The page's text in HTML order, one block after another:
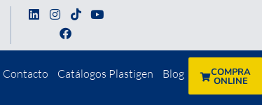
Contacto Catálogos Plastigen Blog COMPRA
ONLINE